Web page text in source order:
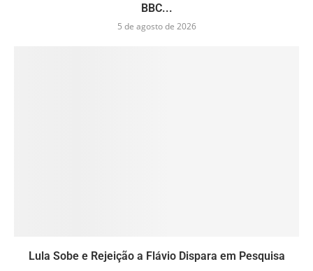
BBC...
5 de agosto de 2026
Lula Sobe e Rejeição a Flávio Dispara em Pesquisa